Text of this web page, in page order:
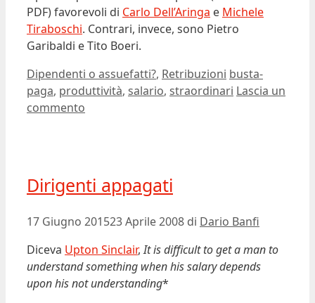
PDF) favorevoli di Carlo Dell’Aringa e Michele
Tiraboschi. Contrari, invece, sono Pietro
Garibaldi e Tito Boeri.
Categorie
Dipendenti o assuefatti?, Retribuzioni Tag
busta-
paga, produttività, salario, straordinari Lascia un
commento
Dirigenti appagati
17 Giugno 201523 Aprile 2008 di Dario Banfi
Diceva Upton Sinclair,It is difficult to get a man to
understand something when his salary depends
upon his not understanding*